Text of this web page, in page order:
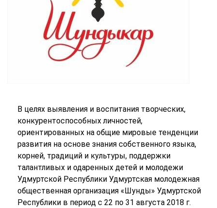
В целях выявления и воспитания творческих,
конкурентоспособных личностей,
ориентированных на общие мировые тенденции
развития на основе знания собственного языка,
корней, традиций и культуры, поддержки
талантливых и одаренных детей и молодежи
Удмуртской Республики Удмуртская молодежная
общественная организация «Шунды» Удмуртской
Республики в период с 22 по 31 августа 2018 г.